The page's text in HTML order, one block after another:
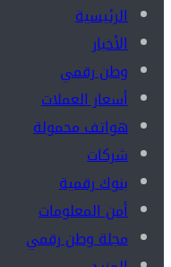
الرئيسية
الأخبار
وطن رقمي
أسعار العملات
هواتف محمولة
شركات
بنوك رقمية
أمن المعلومات
مجلة وطن رقمي